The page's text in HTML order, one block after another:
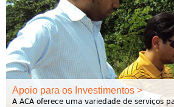
Apoio para os Investimentos >
A ACA oferece uma variedade de serviços